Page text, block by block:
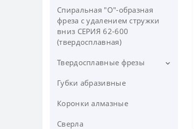
Спиральная "О"-образная
фреза с удалением стружки
вниз СЕРИЯ 62-600
(твердосплавная)
Твердосплавные фрезы
UNION TOOL .Однозаходные
выбросом стружки вверх
Губки абразивные
Коронки алмазные
Сверла